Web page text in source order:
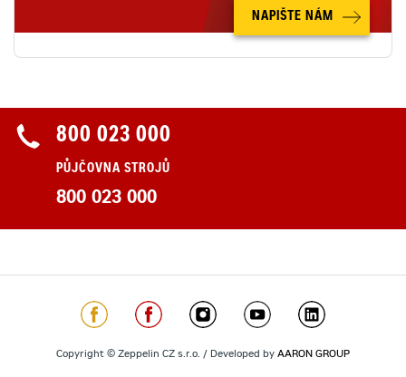
NAPIŠTE NÁM
800 023 000
PŮJČOVNA STROJŮ
800 023 000
Copyright © Zeppelin CZ s.r.o. / Developed by AARON GROUP